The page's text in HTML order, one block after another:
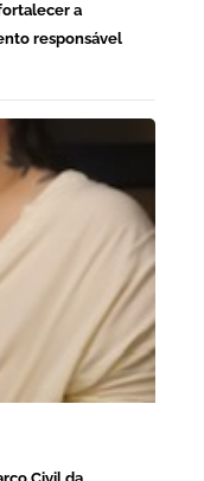
a
responsável